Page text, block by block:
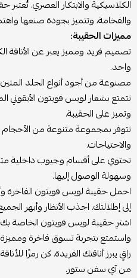
الكلاسيكية والابتكار العصري. تُعتبر
والفخامة، وتتميز بجودة صنعها
مميزات الحقيبة:
تصميم فريد ومميز يعبر عن الأناقة
واحد.
مصنوعة من أجود أنواع الجلد
تتمتع بشعار لويس فويتون
وتميز على الحقيبة.
تتوفر بمجموعة متنوعة من الأحجام
والاحتياجات.
تحتوي على أقسام وجيوب داخلية
وسهولة الوصول إليها.
احمل حقيبة لويس فويتون الفاخرة
إلى إطلالتك. اجذب الأنظار وأبهر
اشترِ حقيبة لويس فويتون الخاصة
واستمتع بتجربة تسوق فاخرة
راقٍ يبرز أناقتك الفريدة. كن رمزًا
من آي سفن ستور.